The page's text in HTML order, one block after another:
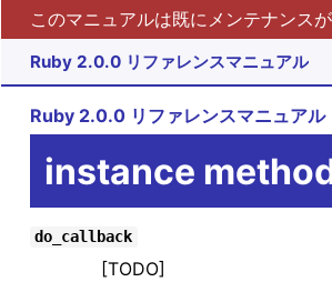
このマニュアルは既にメンテナンス
Ruby 2.0.0 リファレンスマニュアル
Ruby 2.0.0 リファレンスマニュアル
instance
do_callback
[TODO]